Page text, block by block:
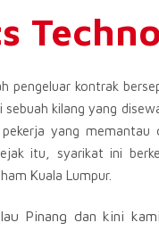
pengeluar kontrak
kilang yang
yang
itu, syarikat ini
Kuala Lumpur.
Pinang dan kini